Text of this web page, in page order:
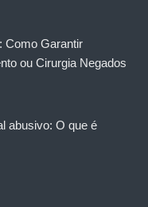
Como Garantir
ou Cirurgia Negados
abusivo: O que é